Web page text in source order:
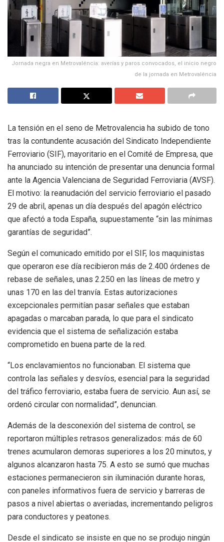
Jornada negra en Metrovaléncia: averías y paros convocados, el inicio negro
de la jornada en Metrovaléncia
La tensión en el seno de Metrovalencia ha subido de tono
tras la contundente acusación del Sindicato Independiente
Ferroviario (SIF), mayoritario en el Comité de Empresa, que
ha anunciado su intención de presentar una denuncia formal
ante la Agencia Valenciana de Seguridad Ferroviaria (AVSF).
El motivo: la reanudación del servicio ferroviario el pasado
29 de abril, apenas un día después del apagón eléctrico
que afectó a toda España, supuestamente “sin las mínimas
garantías de seguridad”.
Según el comunicado emitido por el SIF, los maquinistas
que operaron ese día recibieron más de 2.400 órdenes de
rebase de señales, unas 2.250 en las líneas de metro y
unas 170 en las del tranvía. Estas autorizaciones
excepcionales permitían pasar señales que estaban
apagadas o marcaban parada, lo que para el sindicato
evidencia que el sistema de señalización estaba
comprometido en buena parte de la red.
“Los enclavamientos no funcionaban. El sistema que
controla las señales y desvíos, esencial para la seguridad
del tráfico ferroviario, estaba fuera de servicio. Aun así, se
ordenó circular con normalidad”, denuncian.
Además de la desconexión del sistema de control, se
reportaron múltiples retrasos generalizados: más de 60
trenes acumularon demoras superiores a los 20 minutos, y
algunos alcanzaron hasta 75. A esto se sumó que muchas
estaciones permanecieron sin iluminación durante horas,
con paneles informativos fuera de servicio y barreras de
pasos a nivel abiertas o averiadas, incrementando peligros
para conductores y peatones.
Desde el sindicato se insiste en que no se produjo ningún